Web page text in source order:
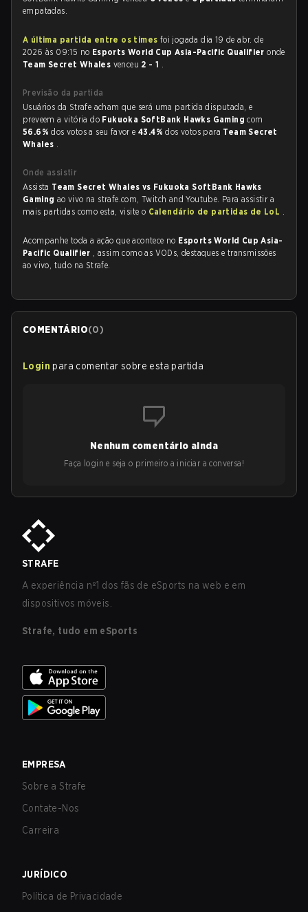
empatadas.
A última partida entre os times foi jogada dia 19 de abr. de
2026 às 09:15 no Esports World Cup Asia-Pacific Qualifieronde
Team Secret Whales venceu 2 - 1 .
Previsão da partida
Usuários da Strafe acham que será uma partida disputada, e
preveem a vitória do Fukuoka SoftBank Hawks Gamingcom
56.6%dos votos a seu favor e43.4%dos votos para Team Secret
Whales .
Onde assistir
Assista Team Secret Whales vs Fukuoka SoftBank Hawks
Gaming ao vivo na strafe.com, Twitch and Youtube. Para assistir a
mais partidas como esta, visite o Calendário de partidas de LoL .
Acompanhe toda a ação que acontece no Esports World Cup Asia-
Pacific Qualifier , assim como as VODs, destaques e transmissões
ao vivo, tudo na Strafe.
COMENTÁRIO(0)
Login para comentar sobre esta partida
Nenhum comentário ainda
Faça login e seja o primeiro a iniciar a conversa!
STRAFE
A experiência nº1 dos fãs de eSports na web e em
dispositivos móveis.
Strafe, tudo em eSports
EMPRESA
Sobre a Strafe
Contate-Nos
Carreira
JURÍDICO
Política de Privacidade